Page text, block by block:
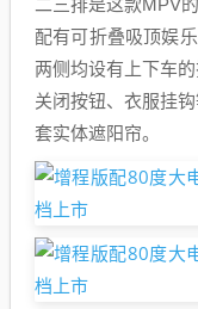
二三排是这款MPV
配有可折叠吸顶娱
两侧均设有上下车
关闭按钮、衣服挂
套实体遮阳帘。